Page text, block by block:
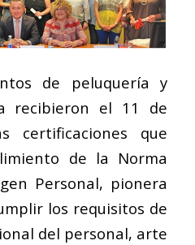
de peluquería y
recibieron el 11 de
certificaciones que
de la Norma
Personal, pionera
los requisitos de
del personal, arte